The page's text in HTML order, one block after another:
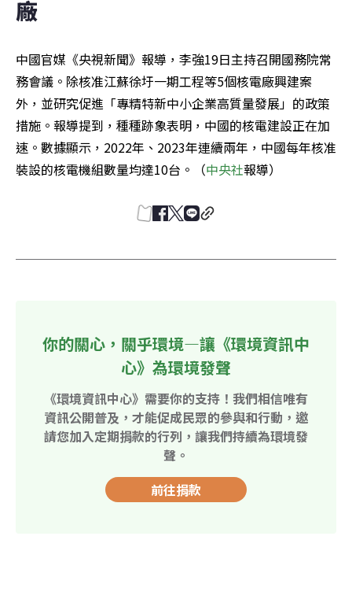
廠
中國官媒《央視新聞》報導，李強19日主持召開國務院常
務會議。除核准江蘇徐圩一期工程等5個核電廠興建案
外，並研究促進「專精特新中小企業高質量發展」的政策
措施。報導提到，種種跡象表明，中國的核電建設正在加
速。數據顯示，2022年、2023年連續兩年，中國每年核准
裝設的核電機組數量均達10台。（中央社報導）
你的關心，關乎環境—讓《環境資訊中
心》為環境發聲
《環境資訊中心》需要你的支持！我們相信唯有
資訊公開普及，才能促成民眾的參與和行動，邀
請您加入定期捐款的行列，讓我們持續為環境發
聲。
前往捐款